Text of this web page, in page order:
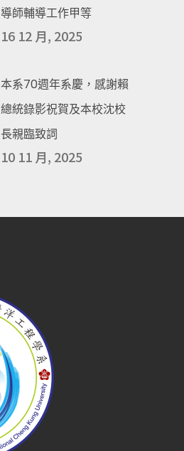
導師輔導工作甲等
16 12 月, 2025
本系70週年系慶，感謝賴
總統錄影祝賀及本校沈校
長親臨致詞
10 11 月, 2025